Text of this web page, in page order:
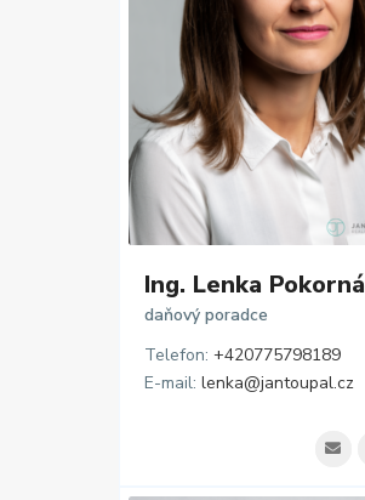
Ing. Lenka Pokorná
daňový poradce
Telefon: +420775798189
E-mail: lenka@jantoupal.cz